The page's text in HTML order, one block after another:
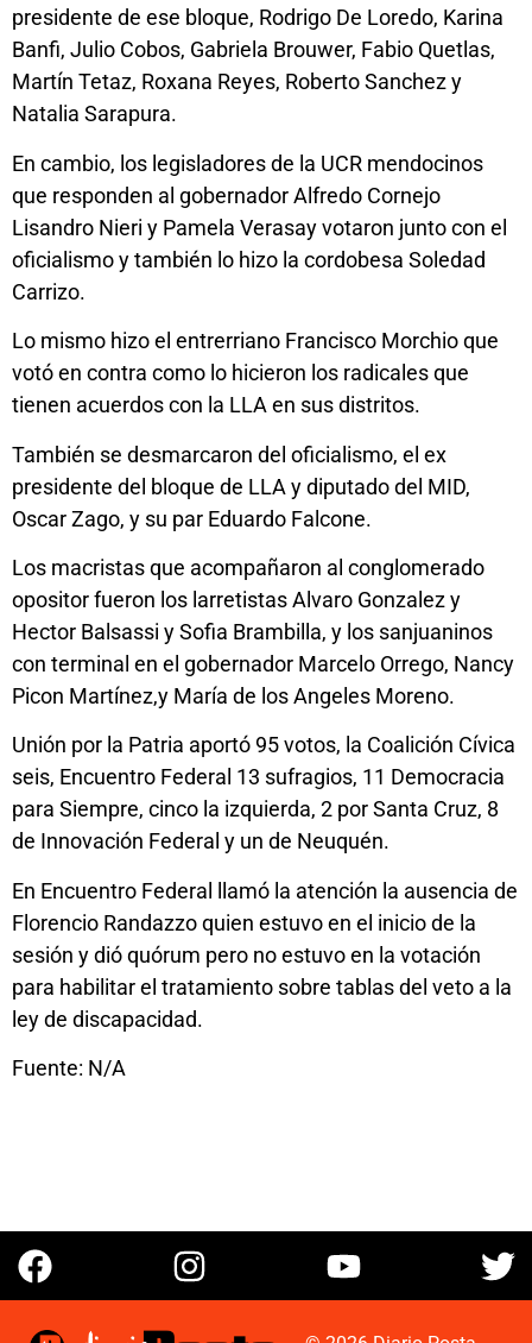
presidente de ese bloque, Rodrigo De Loredo, Karina
Banfi, Julio Cobos, Gabriela Brouwer, Fabio Quetlas,
Martín Tetaz, Roxana Reyes, Roberto Sanchez y
Natalia Sarapura.
En cambio, los legisladores de la UCR mendocinos
que responden al gobernador Alfredo Cornejo
Lisandro Nieri y Pamela Verasay votaron junto con el
oficialismo y también lo hizo la cordobesa Soledad
Carrizo.
Lo mismo hizo el entrerriano Francisco Morchio que
votó en contra como lo hicieron los radicales que
tienen acuerdos con la LLA en sus distritos.
También se desmarcaron del oficialismo, el ex
presidente del bloque de LLA y diputado del MID,
Oscar Zago, y su par Eduardo Falcone.
Los macristas que acompañaron al conglomerado
opositor fueron los larretistas Alvaro Gonzalez y
Hector Balsassi y Sofia Brambilla, y los sanjuaninos
con terminal en el gobernador Marcelo Orrego, Nancy
Picon Martínez,y María de los Angeles Moreno.
Unión por la Patria aportó 95 votos, la Coalición Cívica
seis, Encuentro Federal 13 sufragios, 11 Democracia
para Siempre, cinco la izquierda, 2 por Santa Cruz, 8
de Innovación Federal y un de Neuquén.
En Encuentro Federal llamó la atención la ausencia de
Florencio Randazzo quien estuvo en el inicio de la
sesión y dió quórum pero no estuvo en la votación
para habilitar el tratamiento sobre tablas del veto a la
ley de discapacidad.
Fuente: N/A